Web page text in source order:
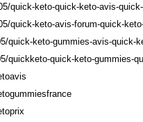
quick-keto-quick-keto-avis-
quick-keto-avis-forum-quick-
quick-keto-gummies-avis-quick-
quickketo-quick-keto-gummies-